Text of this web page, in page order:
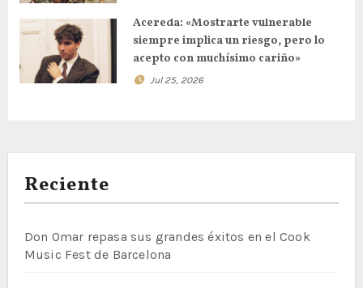
Acereda: «Mostrarte vulnerable
siempre implica un riesgo, pero lo
acepto con muchísimo cariño»
Jul 25, 2026
Reciente
Don Omar repasa sus grandes éxitos en el Cook
Music Fest de Barcelona